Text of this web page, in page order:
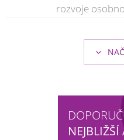
rozvoje
NEJBLIŽŠÍ